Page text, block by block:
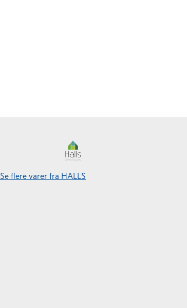
Se flere varer fra HALLS